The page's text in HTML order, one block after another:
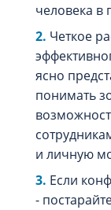
человека в
Четкое
ясно
понимать
и личную
Если
-